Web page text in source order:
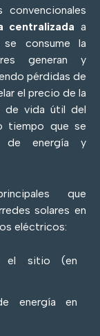
centralizada a
consume la
generan y
pérdidas de
el precio de la
de vida útil del
tiempo que se
de energía y
que
solares en
eléctricos:
el sitio (en
energía en